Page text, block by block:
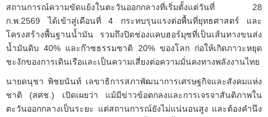
สถานการณ์ความขัดแย้งในตะวันออกกลางที่เริ่มตั้งแต่วันที่ 28
ก.พ.2569 ได้เข้าสู่เดือนที่ 4 กระทบรุนแรงต่อพื้นที่ยุทธศาสตร์ และ
โครงสร้างพื้นฐานน้ำมัน รวมถึงปิดช่องแคบฮอร์มุซที่เป็นเส้นทางขนส่ง
น้ำมันดิบ 40% และก๊าซธรรมชาติ 20% ของโลก ก่อให้เกิดภาวะหยุด
ชะงักของการเดินเรือและเป็นความเสี่ยงต่อความมั่นคงทางพลังงานไทย
นายดนุชา พิชยนันท์ เลขาธิการสภาพัฒนาการเศรษฐกิจและสังคมแห่ง
ชาติ (สศช.) เปิดเผยว่า แม้มีข่าวข้อตกลงและการเจรจาสันติภาพใน
ตะวันออกกลางเป็นระยะ แต่สถานการณ์ยังไม่แน่นอนสูง และต้องคำนึง